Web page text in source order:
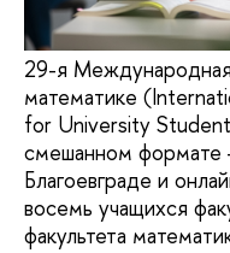
29-я
математике
for University
смешанном формате
Благоевграде и
восемь учащихся
факультета